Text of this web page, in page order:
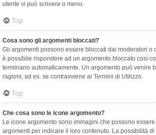
utente vi può scrivere o meno.
Top
Cosa sono gli argomenti bloccati?
Gli argomenti possono essere bloccati dai moderatori o
è possibile rispondere ad un argomento bloccato così
terminano automaticamente. Un argomento può venire
ragioni, ad es. se contravviene ai Termini di Utilizzo.
Top
Che cosa sono le icone argomento?
Le icone argomento sono immagini che possono
argomenti per indicare il loro contenuto. La possibilità